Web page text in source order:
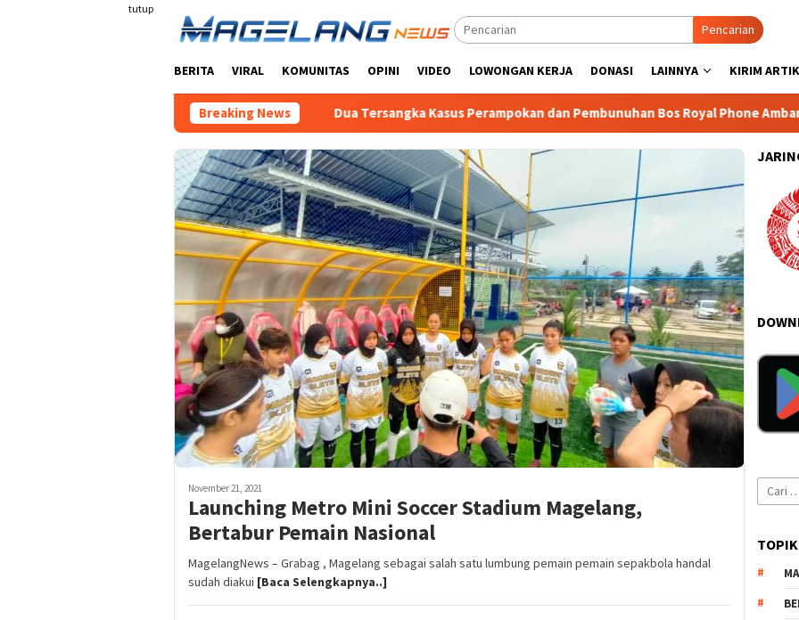
tutup
Pencarian
BERITA VIRAL KOMUNITAS OPINI VIDEO LOWONGAN KERJA DONASI LAINNYA KIRIM
Breaking NewsDua Tersangka Kasus Perampokan dan Pembunuhan Bos Royal Phone Ambarawa Resmi
November 21, 2021
Launching Metro Mini Soccer Stadium Magelang,
Bertabur Pemain Nasional
MagelangNews – Grabag , Magelang sebagai salah satu lumbung pemain pemain sepakbola handal
sudah diakui [Baca Selengkapnya..]
Cari
untuk: